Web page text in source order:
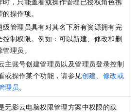
的操作项。
级管理员具有对其名下所有资源拥有完
控制权限。例如：可以新建、修改和删
管理员。
主账号创建管理员以及管理员登录控制
或操作某个功能，请参见创建、修改或
理员。
无影云电脑权限管理方案中权限的载